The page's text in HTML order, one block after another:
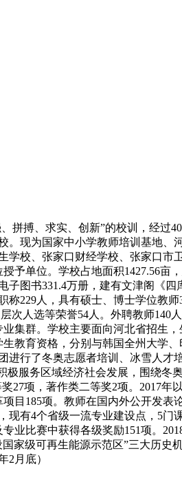
拼搏、求实、创新”的校训，经过
现为国家中小学教师培训基地、
校、张家口财经学校、张家口市
单位。学校占地面积1427.56亩
图书331.4万册，建有文津阁《
229人，具有硕士、博士学位教
人选等荣誉54人。外聘教师140
集群。学校主要面向河北省招生
教育资格，分别与韩国全州大学
行了冬奥志愿者培训、冰雪人才
服务区域经济社会发展，围绕冬
项，著作类二等奖2项。2017年
目185项。教师在国内外公开发表
有4个省级一流专业建设点，5
比赛中获得各级奖励151项。
家级可再生能源示范区”三大历
2月底）